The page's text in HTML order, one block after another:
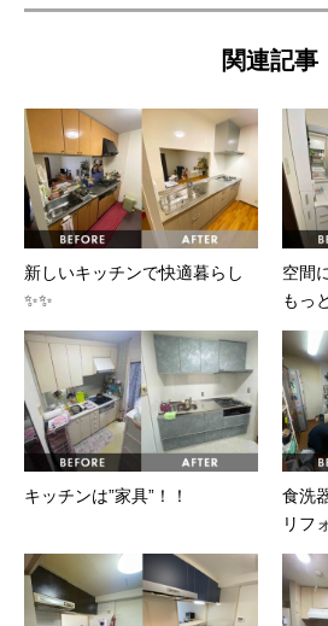
関連記事
新しいキッチンで快適暮らし
✨✨
空間
もっ
キッチンは”家具”！！
食洗
リフ